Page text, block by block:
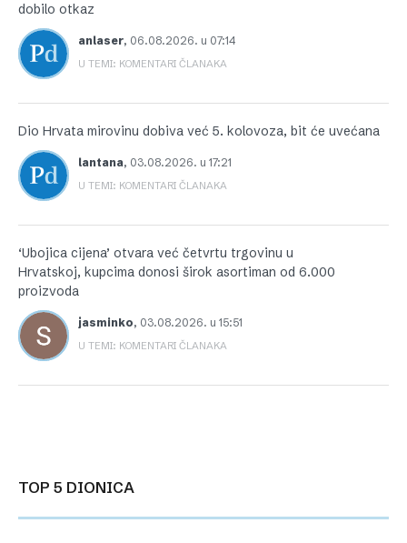
dobilo otkaz
anlaser, 06.08.2026. u 07:14
U TEMI: KOMENTARI ČLANAKA
Dio Hrvata mirovinu dobiva već 5. kolovoza, bit će uvećana
lantana, 03.08.2026. u 17:21
U TEMI: KOMENTARI ČLANAKA
‘Ubojica cijena’ otvara već četvrtu trgovinu u
Hrvatskoj, kupcima donosi širok asortiman od 6.000
proizvoda
jasminko, 03.08.2026. u 15:51
U TEMI: KOMENTARI ČLANAKA
TOP 5 DIONICA